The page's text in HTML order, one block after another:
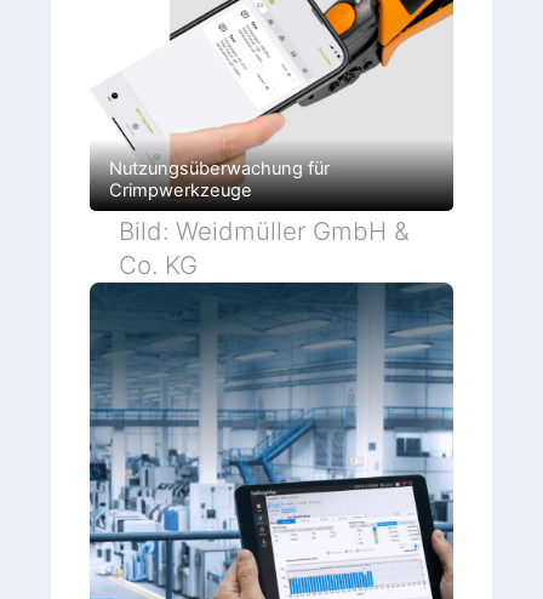
Nutzungsüberwachung für
Crimpwerkzeuge
Bild: Weidmüller GmbH &
Co. KG